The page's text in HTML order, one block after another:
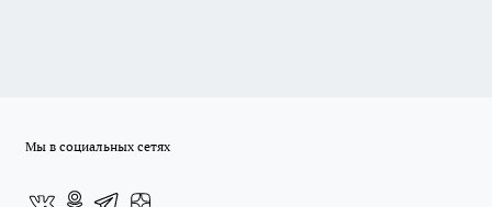
Мы в социальных сетях